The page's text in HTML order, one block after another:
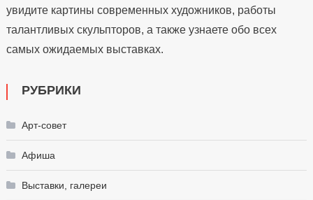
увидите картины современных художников, работы
талантливых скульпторов, а также узнаете обо всех
самых ожидаемых выставках.
РУБРИКИ
Арт-совет
Афиша
Выставки, галереи